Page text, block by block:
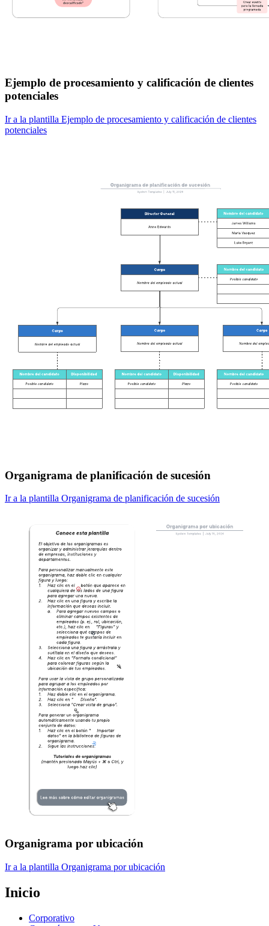
Ejemplo de procesamiento y calificación de clientes
potenciales
Ir a la plantilla Ejemplo de procesamiento y calificación de clientes
potenciales
Organigrama de planificación de sucesión
Ir a la plantilla Organigrama de planificación de sucesión
Organigrama por ubicación
Ir a la plantilla Organigrama por ubicación
Inicio
Corporativo